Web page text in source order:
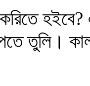
তুলি।